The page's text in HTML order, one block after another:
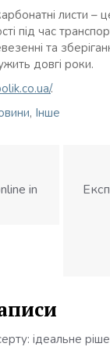
листи –
під час
та
довгі роки.
.
, Інше
in
ідеальне